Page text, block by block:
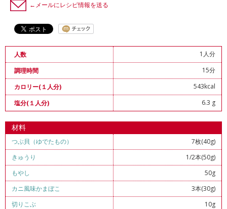
←メールにレシピ情報を送る
人数
1人分
調理時間
15分
カロリー(１人分)
543kcal
塩分(１人分)
6.3 g
材料
つぶ貝（ゆでたもの）
7枚(40g)
きゅうり
1/2本(50g)
もやし
50g
カニ風味かまぼこ
3本(30g)
切りこぶ
10g